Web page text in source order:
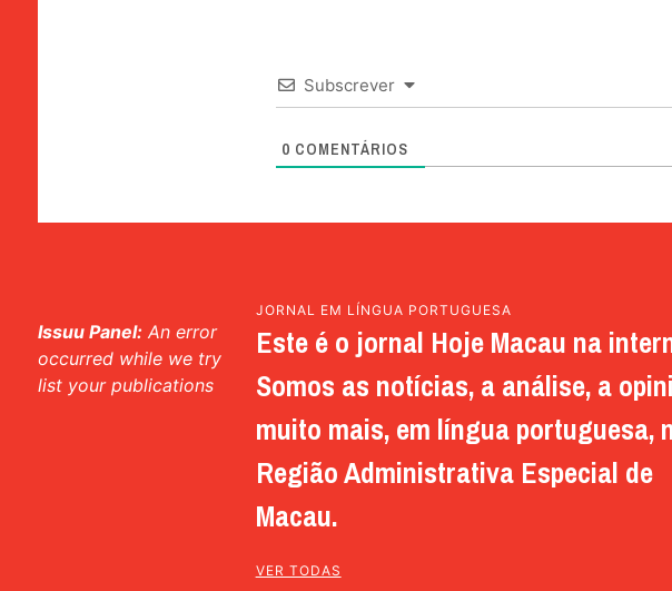
Subscrever
0 COMENTÁRIOS
Issuu Panel: An error
occurred while we try
list your publications
JORNAL EM LÍNGUA PORTUGUESA
Este é o jornal Hoje Macau na
Somos as notícias, a análise, a
muito mais, em língua portuguesa,
Região Administrativa Especial de
Macau.
VER TODAS